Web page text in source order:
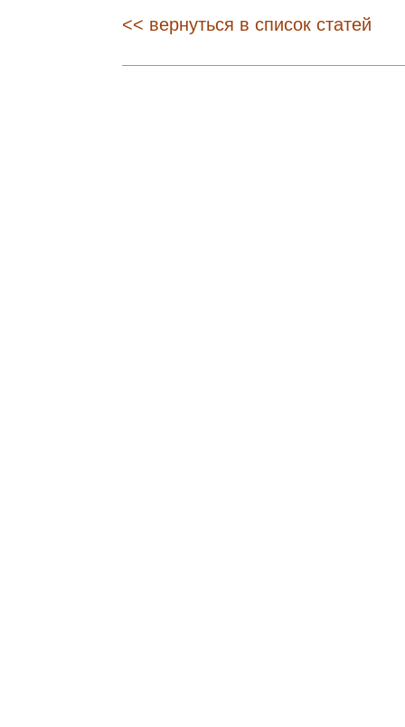
<< вернуться в список статей